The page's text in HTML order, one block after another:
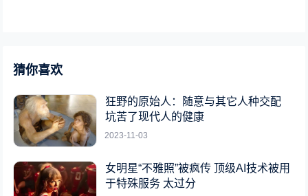
猜你喜欢
狂野的原始人：随意与其它人种交配
坑苦了现代人的健康
2023-11-03
女明星“不雅照”被疯传 顶级AI技术被用
于特殊服务 太过分